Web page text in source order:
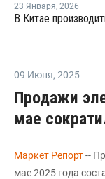
23 Января, 2026
09 Июня, 2025
Продажи
мае
Маркет Репорт--
мае 2025 года